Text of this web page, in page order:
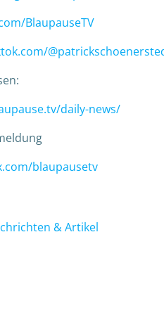
BlaupauseTV
daily-news/
blaupausetv
& Artikel